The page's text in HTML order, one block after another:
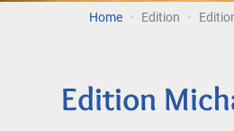
Home Edition
Edition